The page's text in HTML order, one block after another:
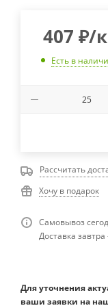
407 ₽/
Есть в
Рассчитать
Хочу в подарок
Самовывоз
Доставка завтра
Для уточнения
ваши заявки на